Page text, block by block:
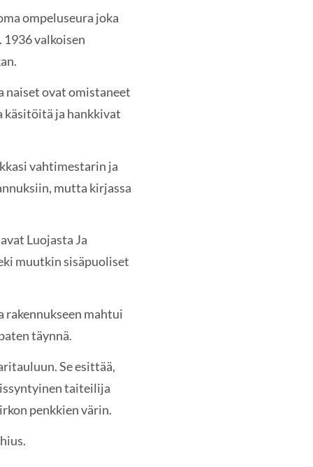
ompeluseura joka
valkoisen
ovat omistaneet
käsitöitä ja hankkivat
vahtimestarin ja
mutta kirjassa
Luojasta Ja
muutkin sisäpuoliset
mahtui
täynnä.
Se esittää,
taiteilija
penkkien värin.